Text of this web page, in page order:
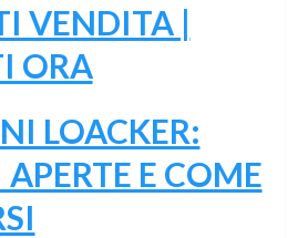
VENDITA |
ORA
LOACKER:
E COME